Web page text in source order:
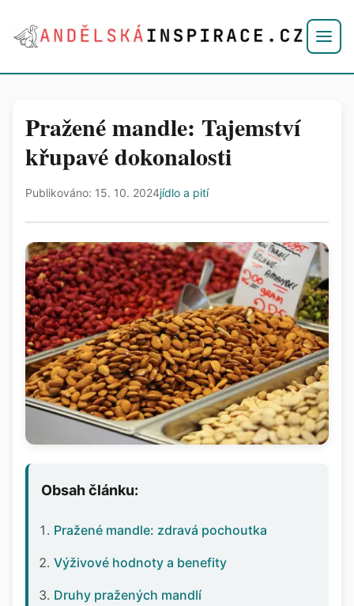
Pražené mandle: Tajemství
křupavé dokonalosti
Publikováno: 15. 10. 2024jídlo a pití
Obsah článku:
Pražené mandle: zdravá pochoutka
Výživové hodnoty a benefity
Druhy pražených mandlí